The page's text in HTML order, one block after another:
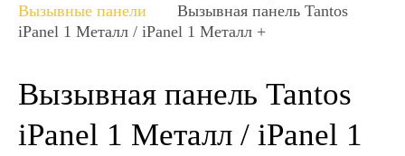
Вызывные панели
Вызывная панель Tantos
iPanel 1 Металл / iPanel 1 Металл +
Вызывная панель Tantos
iPanel 1 Металл / iPanel 1